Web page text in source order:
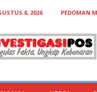
8, 2026 PEDOMAN